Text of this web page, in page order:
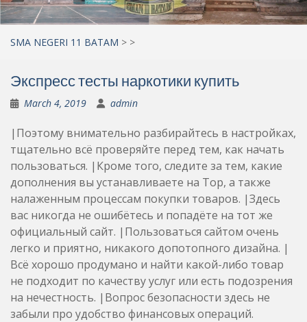
SMA NEGERI 11 BATAM > >
Экспресс тесты наркотики купить
March 4, 2019 admin
|Поэтому внимательно разбирайтесь в настройках,
тщательно всё проверяйте перед тем, как начать
пользоваться. |Кроме того, следите за тем, какие
дополнения вы устанавливаете на Тор, а также
налаженным процессам покупки товаров. |Здесь
вас никогда не ошибётесь и попадёте на тот же
официальный сайт. |Пользоваться сайтом очень
легко и приятно, никакого допотопного дизайна. |
Всё хорошо продумано и найти какой-либо товар
не подходит по качеству услуг или есть подозрения
на нечестность. |Вопрос безопасности здесь не
забыли про удобство финансовых операций.